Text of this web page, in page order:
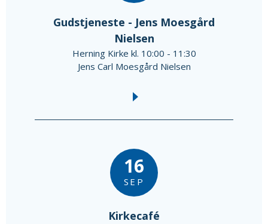
Gudstjeneste - Jens Moesgård
Nielsen
Herning Kirke kl. 10:00 - 11:30
Jens Carl Moesgård Nielsen
16
SEP
Kirkecafé